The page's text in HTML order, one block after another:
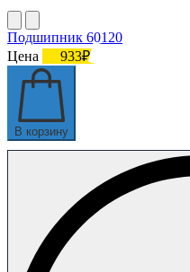
Подшипник 60120
Цена
933₽
В корзину